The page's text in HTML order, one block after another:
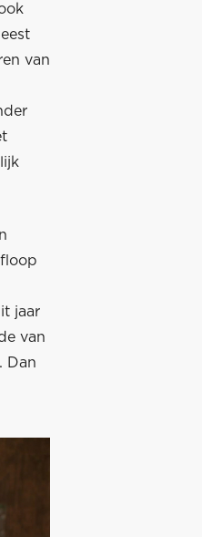
van
jaar
van
Dan